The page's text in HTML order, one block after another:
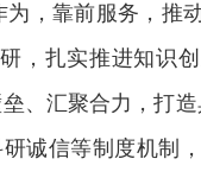
，靠前服务，推
，扎实推进知识
、汇聚合力，打
诚信等制度机制